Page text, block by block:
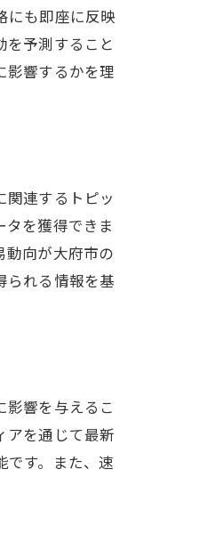
にも即座に反映
予測すること
影響するかを理
連するトピッ
を獲得できま
動向が大府市の
られる情報を基
響を与えるこ
アを通じて最新
です。また、速